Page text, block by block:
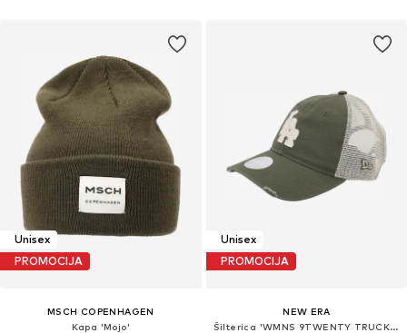
Unisex
PROMOCIJA
MSCH COPENHAGEN
Kapa 'Mojo'
Unisex
PROMOCIJA
NEW ERA
Šilterica 'WMNS 9TWENTY TRUCKER LOSDOD'